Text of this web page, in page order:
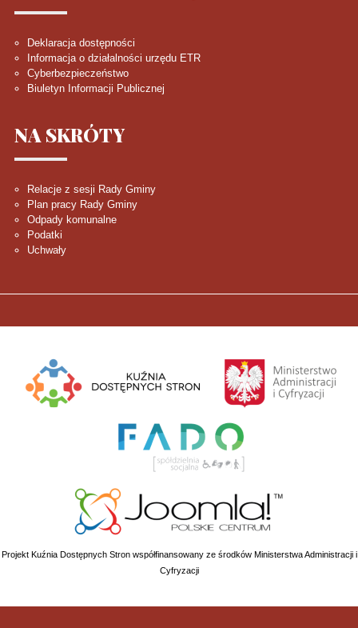
Deklaracja dostępności
Informacja o działalności urzędu ETR
Cyberbezpieczeństwo
Biuletyn Informacji Publicznej
NA SKRÓTY
Relacje z sesji Rady Gminy
Plan pracy Rady Gminy
Odpady komunalne
Podatki
Uchwały
Projekt Kuźnia Dostępnych Stron współfinansowany ze środków Ministerstwa Administracji i
Cyfryzacji